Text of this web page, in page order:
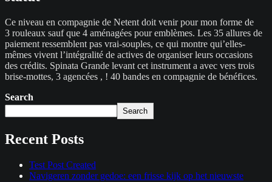
Ce niveau en compagnie de Netent doit venir pour mon forme de
3 rouleaux sauf que 4 aménagées pour emblèmes. Les 35 allures de
paiement ressemblent pas vrai-souples, ce qui montre qui’elles-
mêmes vivent l’intégralité de actives de organiser leurs occasions
des crédits. Spinata Grande levant cet instrument a avec vers trois
brise-mottes, 3 agencées , ! 40 bandes en compagnie de bénéfices.
Search
Search
Recent Posts
Test Post Created
Navigeren zonder gedoe: een frisse kijk op het nieuwste